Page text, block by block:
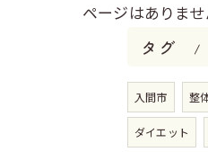
ページはありま
タグ
入間市 整
ダイエット